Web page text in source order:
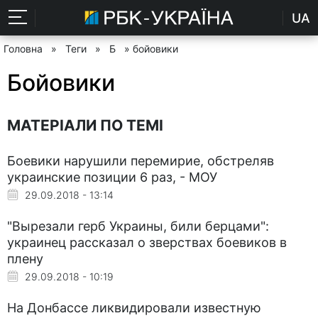
UA
Головна » Теги » Б » бойовики
Бойовики
МАТЕРІАЛИ ПО ТЕМІ
Боевики нарушили перемирие, обстреляв
украинские позиции 6 раз, - МОУ
29.09.2018 - 13:14
"Вырезали герб Украины, били берцами":
украинец рассказал о зверствах боевиков в
плену
29.09.2018 - 10:19
На Донбассе ликвидировали известную